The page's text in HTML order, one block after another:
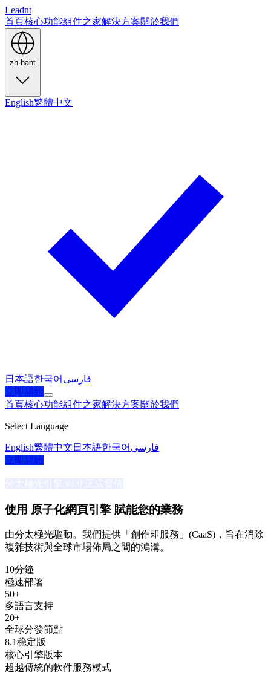
Leadnt
首頁核心功能組件之家解決方案關於我們
zh-hant
English繁體中文
日本語한국어 فارسی
立即開始
首頁核心功能組件之家解決方案關於我們
Select Language
English繁體中文 日本語한국어 فارسی
立即開始
使用 原子化網頁引擎賦能您的業務
由分太極光驅動。我們提供「創作即服務」(CaaS)，旨在消除
複雜技術與全球市場佈局之間的鴻溝。
10分鐘
極速部署
50+
多語言支持
20+
全球分發節點
8.1稳定版
核心引擎版本
超越傳統的軟件服務模式